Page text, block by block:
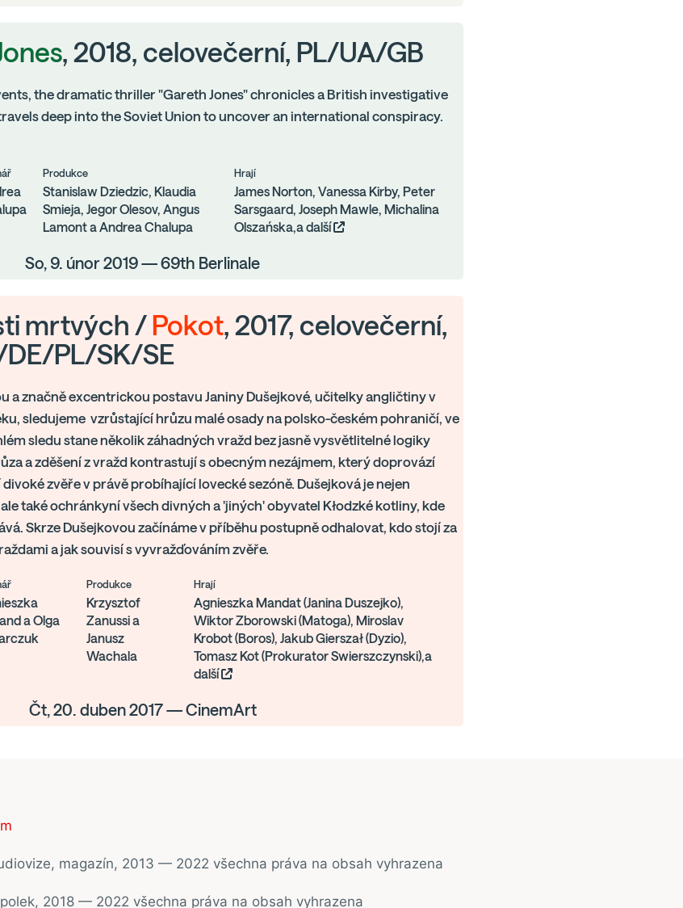
, 2018, celovečerní, PL/UA/GB
the dramatic thriller "Gareth Jones" chronicles a British investigative
deep into the Soviet Union to uncover an international conspiracy.
Produkce
Stanislaw Dziedzic, Klaudia
Smieja, Jegor Olesov, Angus
Lamont a Andrea Chalupa
Hrají
James Norton, Vanessa Kirby, Peter
Sarsgaard, Joseph Mawle, Michalina
Olszańska,a další
So, 9. únor 2019 — 69th Berlinale
mrtvých /Pokot, 2017, celovečerní,
DE/PL/SK/SE
a značně excentrickou postavu Janiny Dušejkové, učitelky angličtiny v
sledujeme vzrůstající hrůzu malé osady na polsko-českém pohraničí, ve
sledu stane několik záhadných vražd bez jasně vysvětlitelné logiky
a zděšení z vražd kontrastují s obecným nezájmem, který doprovází
zvěře v právě probíhající lovecké sezóně. Dušejková je nejen
také ochránkyní všech divných a 'jiných' obyvatel Kłodzké kotliny, kde
Skrze Dušejkovou začínáme v příběhu postupně odhalovat, kdo stojí za
a jak souvisí s vyvražďováním zvěře.
a Olga
Produkce
Krzysztof
Zanussi a
Janusz
Wachala
Hrají
Agnieszka Mandat (Janina Duszejko),
Wiktor Zborowski (Matoga), Miroslav
Krobot (Boros), Jakub Gierszał (Dyzio),
Tomasz Kot (Prokurator Swierszczynski),a
další
Čt, 20. duben 2017 — CinemArt
magazín, 2013 — 2022 všechna práva na obsah vyhrazena
2018 — 2022 všechna práva na obsah vyhrazena